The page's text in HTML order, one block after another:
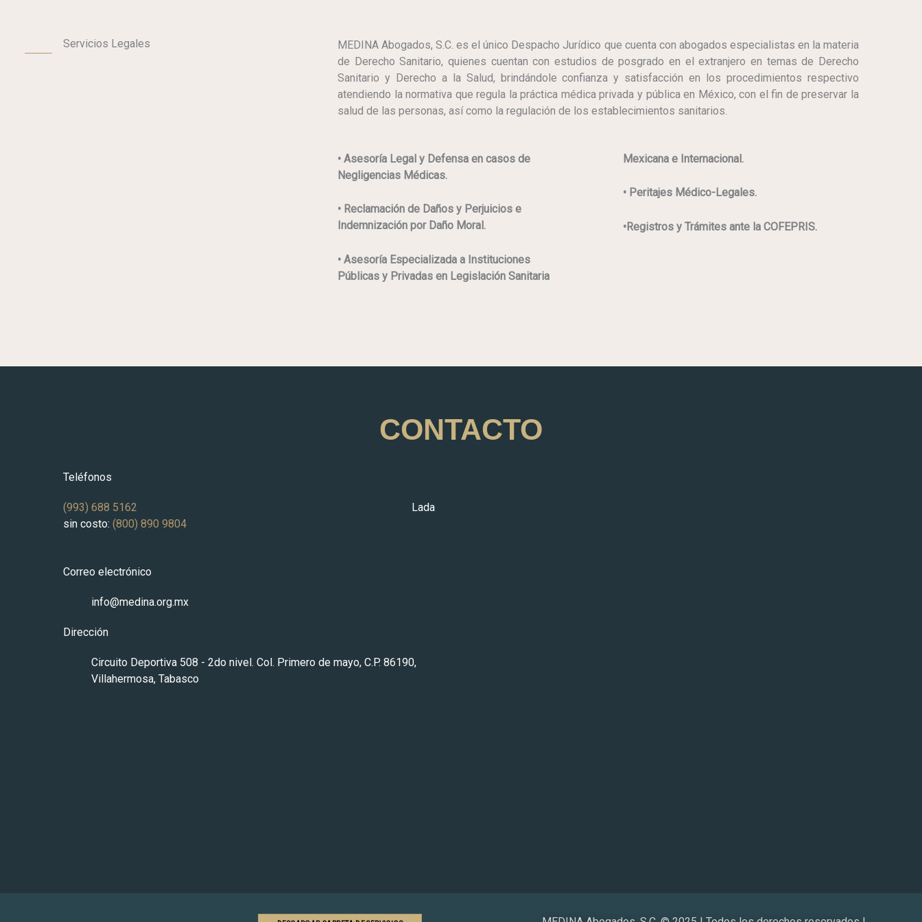
Servicios Legales
MEDINA Abogados, S.C. es el único Despacho Jurídico que cuenta con abogados especialistas en la materia
de Derecho Sanitario, quienes cuentan con estudios de posgrado en el extranjero en temas de Derecho
Sanitario y Derecho a la Salud, brindándole confianza y satisfacción en los procedimientos respectivo
atendiendo la normativa que regula la práctica médica privada y pública en México, con el fin de preservar la
salud de las personas, así como la regulación de los establecimientos sanitarios.
• Asesoría Legal y Defensa en casos de
Negligencias Médicas.
​• Reclamación de Daños y Perjuicios e
Indemnización por Daño Moral.
​• Asesoría Especializada a Instituciones
Públicas y Privadas en Legislación Sanitaria
Mexicana e Internacional.
​• Peritajes Médico-Legales.
​•Registros y Trámites ante la COFEPRIS.
CONTACTO
Teléfonos
(993) 688 5162 Lada
sin costo: (800) 890 9804
Correo electrónico
info@medina.org.mx
Dirección
Circuito Deportiva 508 - 2do nivel. Col. Primero de mayo, C.P. 86190,
Villahermosa, Tabasco